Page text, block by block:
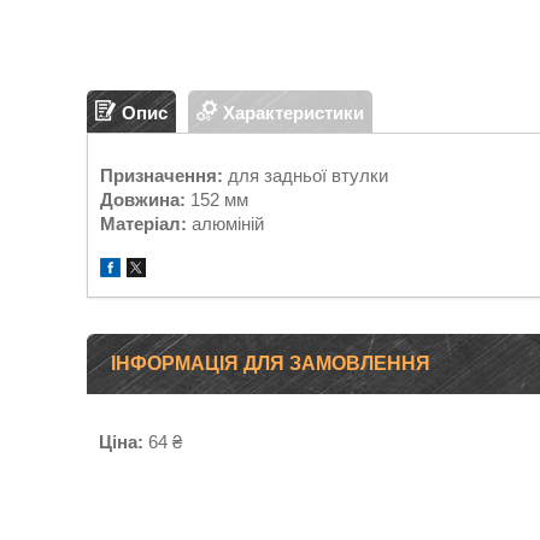
Опис Характеристики
Призначення: для задньої втулки
Довжина: 152 мм
Матеріал: алюміній
ІНФОРМАЦІЯ ДЛЯ ЗАМОВЛЕННЯ
Ціна: 64 ₴